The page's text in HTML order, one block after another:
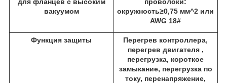
вакуумом
окружность≥0,75 мм^2 или
AWG 18#
Функция защиты
Перегрев контроллера,
перегрев двигателя ,
перегрузка, короткое
замыкание, перегрузка по
току, перенапряжение,